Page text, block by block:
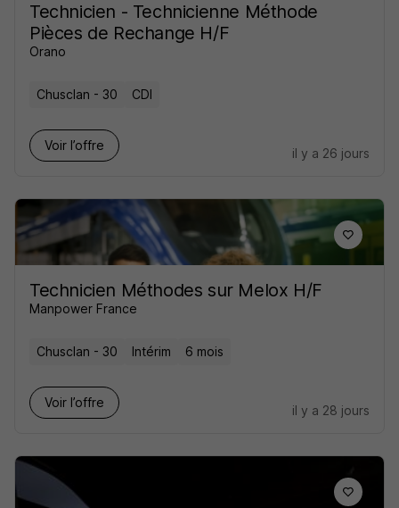
Technicien - Technicienne Méthode
Pièces de Rechange H/F
Orano
Chusclan - 30 CDI
Voir l’offre
il y a 26 jours
Technicien Méthodes sur Melox H/F
Manpower France
Chusclan - 30 Intérim 6 mois
Voir l’offre
il y a 28 jours